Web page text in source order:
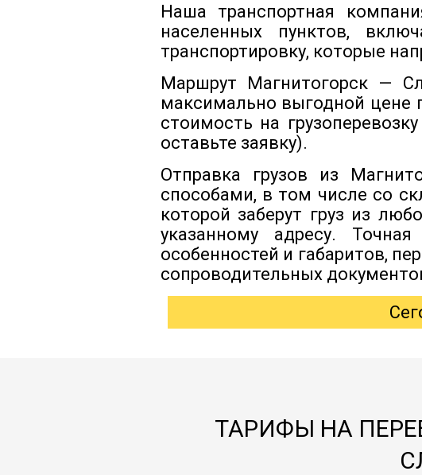
Наша транспортная
населенных пунктов,
транспортировку, которые
Маршрут Магнитогорск —
максимально выгодной цене
стоимость на
оставьте заявку).
Отправка грузов из
способами, в том числе со
которой заберут груз из
указанному адресу.
особенностей и габаритов,
сопроводительных
ТАРИФЫ НА